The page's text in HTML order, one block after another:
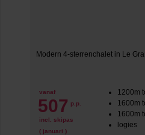
Modern 4-sterrenchalet in Le
vanaf
507 p.p.
incl. skipas
( januari )
1200m
1600m
1600m
logies